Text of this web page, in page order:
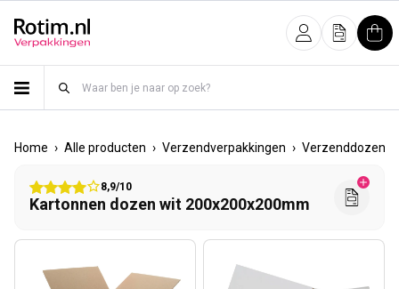
InloggenOfferte
Home › Alle producten › Verzendverpakkingen › Verzenddozen
8,9/10
Kartonnen dozen wit 200x200x200mm